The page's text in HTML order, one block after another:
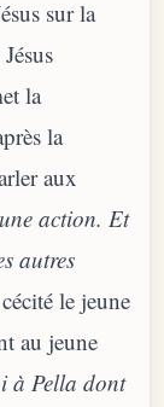
sur la
la
la
aux
action. Et
autres
le jeune
au jeune
à Pella dont